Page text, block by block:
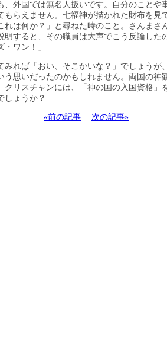
、外国では無名人扱いです。自分のことや
もらえません。七福神が描かれた財布を見
れは何か？」と尋ねた時のこと。さんまさ
明すると、その職員は大声でこう反論した
・ワン！」
みれば「おい、そこかいな？」でしょうが
う思いだったのかもしれません。両国の神
クリスチャンには、「神の国の入国資格」
しょうか？
«前の記事 次の記事»